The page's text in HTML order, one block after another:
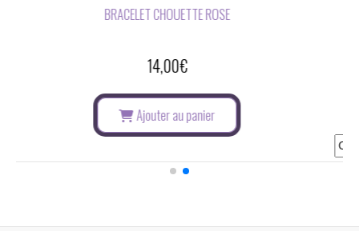
BRACELET CHOUETTE ROSE
14,00
Ajouter au panier